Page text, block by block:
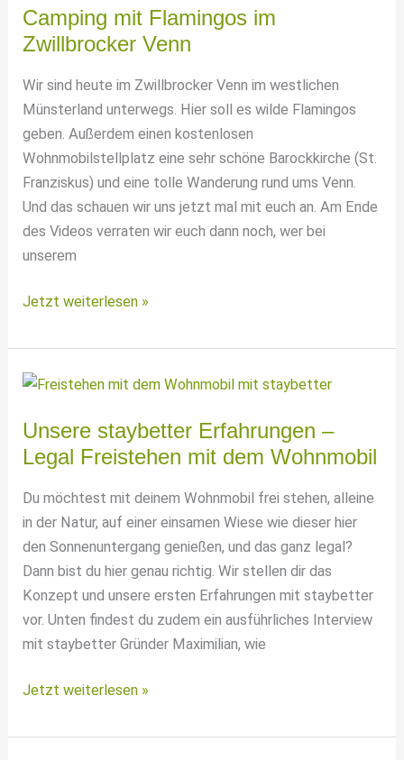
3
Tage
Resort
Camping mit Flamingos im
Zwillbrocker Venn
Wir sind heute im Zwillbrocker Venn im westlichen
Münsterland unterwegs. Hier soll es wilde Flamingos
geben. Außerdem einen kostenlosen
Wohnmobilstellplatz eine sehr schöne Barockkirche (St.
Franziskus) und eine tolle Wanderung rund ums Venn.
Und das schauen wir uns jetzt mal mit euch an. Am Ende
des Videos verraten wir euch dann noch, wer bei
unserem
Camping
Flamingos
im
Venn
Jetzt weiterlesen »
Unsere staybetter Erfahrungen –
Legal Freistehen mit dem Wohnmobil
Du möchtest mit deinem Wohnmobil frei stehen, alleine
in der Natur, auf einer einsamen Wiese wie dieser hier
den Sonnenuntergang genießen, und das ganz legal?
Dann bist du hier genau richtig. Wir stellen dir das
Konzept und unsere ersten Erfahrungen mit staybetter
vor. Unten findest du zudem ein ausführliches Interview
mit staybetter Gründer Maximilian, wie
Unsere
Erfahrungen
Jetzt weiterlesen »